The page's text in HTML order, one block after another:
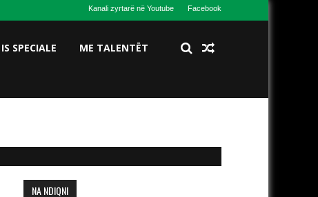
Kanali zyrtarë në Youtube Facebook
IS SPECIALE ME TALENTËT
NA NDIQNI